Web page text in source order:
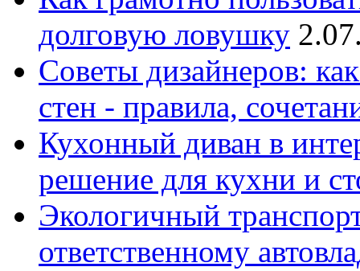
долговую ловушку
Советы дизайнеров:
стен - правила,
Кухонный диван в
решение для кухни и
Экологичный
ответственному